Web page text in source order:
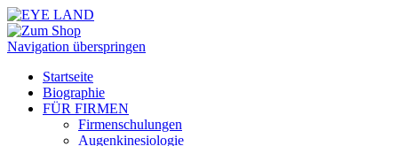
Navigation überspringen
Startseite
Biographie
FÜR FIRMEN
Firmenschulungen
Augenkinesiologie